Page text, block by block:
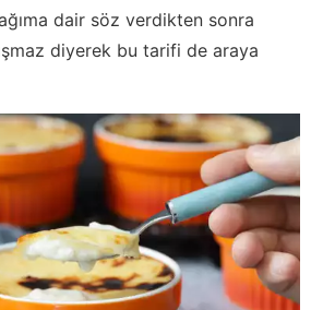
dair söz verdikten sonra
diyerek bu tarifi de araya